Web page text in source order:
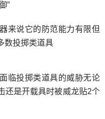
”
来说它的防范能力有限但
数投掷类道具
临投掷类道具的威胁无论
还是开载具时被威龙贴2个